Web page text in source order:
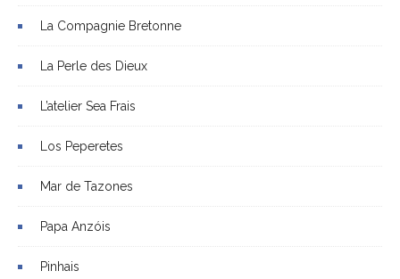
La Compagnie Bretonne
La Perle des Dieux
L’atelier Sea Frais
Los Peperetes
Mar de Tazones
Papa Anzóis
Pinhais